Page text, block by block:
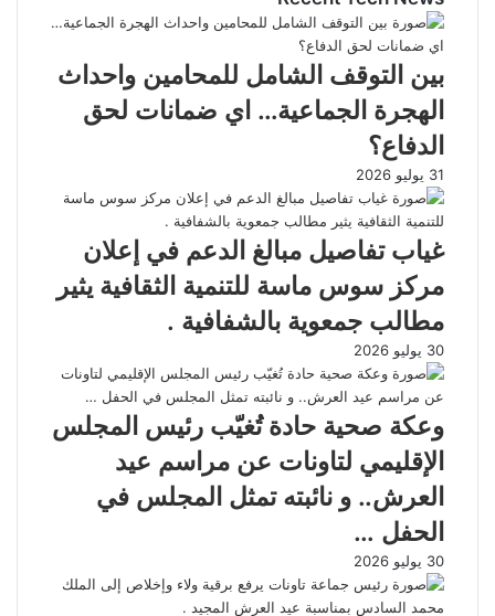
بين التوقف الشامل للمحامين واحداث
الهجرة الجماعية… اي ضمانات لحق
الدفاع؟
31 يوليو 2026
غياب تفاصيل مبالغ الدعم في إعلان
مركز سوس ماسة للتنمية الثقافية يثير
مطالب جمعوية بالشفافية .
30 يوليو 2026
وعكة صحية حادة تُغيّب رئيس المجلس
الإقليمي لتاونات عن مراسم عيد
العرش.. و نائبته تمثل المجلس في
الحفل …
30 يوليو 2026